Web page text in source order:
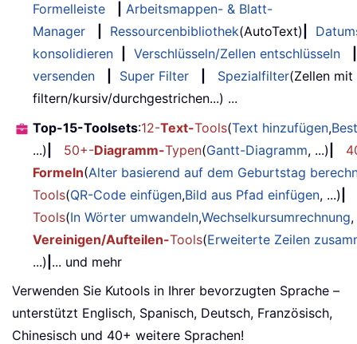
Formelleiste
Arbeitsmappen- & Blatt-
Manager
Ressourcenbibliothek(AutoText)
konsolidieren
Verschlüsseln/Zellen entschlüsseln
versenden
Super Filter Spezialfilter(Zellen
filtern/kursiv/durchgestrichen...) ...
Top-15-Toolsets:12-Text-Tools(Text hinzufügen,
...)
50+-Diagramm-Typen(Gantt-Diagramm, ...)
Formeln(Alter basierend auf dem Geburtstag
Tools(QR-Code einfügen,Bild aus Pfad einfügen, ...)
Tools(In Wörter umwandeln,Wechselkursumrechnung
Vereinigen/Aufteilen-Tools(Erweiterte Zeilen
...) ... und mehr
Verwenden Sie Kutools in Ihrer bevorzugten Sprache –
unterstützt Englisch, Spanisch, Deutsch, Französisch,
Chinesisch und 40+ weitere Sprachen!